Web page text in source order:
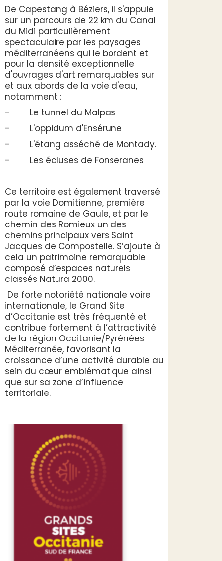
De Capestang à Béziers, il s'appuie
sur un parcours de 22 km du Canal
du Midi particulièrement
spectaculaire par les paysages
méditerranéens qui le bordent et
pour la densité exceptionnelle
d'ouvrages d'art remarquables sur
et aux abords de la voie d'eau,
notamment :
- Le tunnel du Malpas
- L'oppidum d'Ensérune
- L'étang asséché de Montady.
- Les écluses de Fonseranes
Ce territoire est également traversé
par la voie Domitienne, première
route romaine de Gaule, et par le
chemin des Romieux un des
chemins principaux vers Saint
Jacques de Compostelle. S’ajoute à
cela un patrimoine remarquable
composé d’espaces naturels
classés Natura 2000.
De forte notoriété nationale voire
internationale, le Grand Site
d’Occitanie est très fréquenté et
contribue fortement à l’attractivité
de la région Occitanie/Pyrénées
Méditerranée, favorisant la
croissance d’une activité durable au
sein du cœur emblématique ainsi
que sur sa zone d’influence
territoriale.